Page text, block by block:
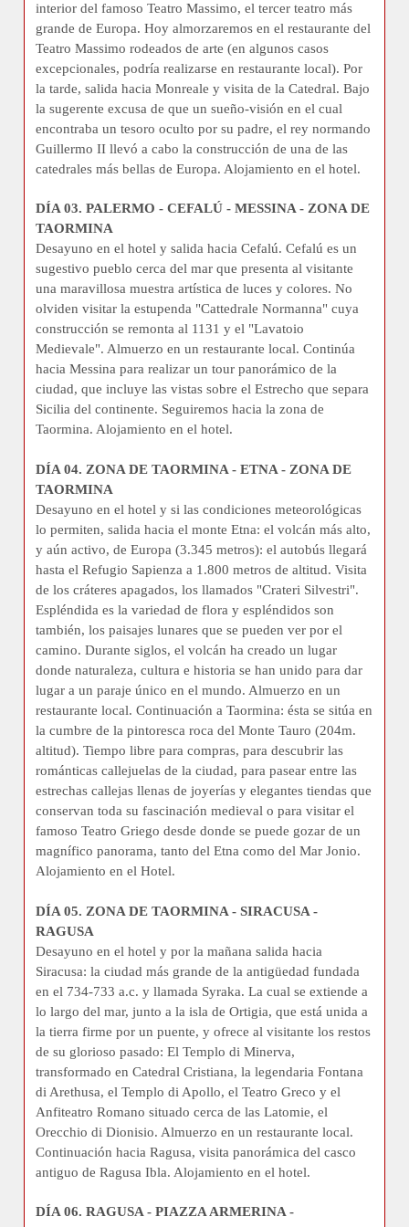
interior del famoso Teatro Massimo, el tercer teatro más
grande de Europa. Hoy almorzaremos en el restaurante del
Teatro Massimo rodeados de arte (en algunos casos
excepcionales, podría realizarse en restaurante local). Por
la tarde, salida hacia Monreale y visita de la Catedral. Bajo
la sugerente excusa de que un sueño-visión en el cual
encontraba un tesoro oculto por su padre, el rey normando
Guillermo II llevó a cabo la construcción de una de las
catedrales más bellas de Europa. Alojamiento en el hotel.
DÍA 03. PALERMO - CEFALÚ - MESSINA - ZONA DE
TAORMINA
Desayuno en el hotel y salida hacia Cefalú. Cefalú es un
sugestivo pueblo cerca del mar que presenta al visitante
una maravillosa muestra artística de luces y colores. No
olviden visitar la estupenda "Cattedrale Normanna" cuya
construcción se remonta al 1131 y el "Lavatoio
Medievale". Almuerzo en un restaurante local. Continúa
hacia Messina para realizar un tour panorámico de la
ciudad, que incluye las vistas sobre el Estrecho que separa
Sicilia del continente. Seguiremos hacia la zona de
Taormina. Alojamiento en el hotel.
DÍA 04. ZONA DE TAORMINA - ETNA - ZONA DE
TAORMINA
Desayuno en el hotel y si las condiciones meteorológicas
lo permiten, salida hacia el monte Etna: el volcán más alto,
y aún activo, de Europa (3.345 metros): el autobús llegará
hasta el Refugio Sapienza a 1.800 metros de altitud. Visita
de los cráteres apagados, los llamados "Crateri Silvestri".
Espléndida es la variedad de flora y espléndidos son
también, los paisajes lunares que se pueden ver por el
camino. Durante siglos, el volcán ha creado un lugar
donde naturaleza, cultura e historia se han unido para dar
lugar a un paraje único en el mundo. Almuerzo en un
restaurante local. Continuación a Taormina: ésta se sitúa en
la cumbre de la pintoresca roca del Monte Tauro (204m.
altitud). Tiempo libre para compras, para descubrir las
románticas callejuelas de la ciudad, para pasear entre las
estrechas callejas llenas de joyerías y elegantes tiendas que
conservan toda su fascinación medieval o para visitar el
famoso Teatro Griego desde donde se puede gozar de un
magnífico panorama, tanto del Etna como del Mar Jonio.
Alojamiento en el Hotel.
DÍA 05. ZONA DE TAORMINA - SIRACUSA -
RAGUSA
Desayuno en el hotel y por la mañana salida hacia
Siracusa: la ciudad más grande de la antigüedad fundada
en el 734-733 a.c. y llamada Syraka. La cual se extiende a
lo largo del mar, junto a la isla de Ortigia, que está unida a
la tierra firme por un puente, y ofrece al visitante los restos
de su glorioso pasado: El Templo di Minerva,
transformado en Catedral Cristiana, la legendaria Fontana
di Arethusa, el Templo di Apollo, el Teatro Greco y el
Anfiteatro Romano situado cerca de las Latomie, el
Orecchio di Dionisio. Almuerzo en un restaurante local.
Continuación hacia Ragusa, visita panorámica del casco
antiguo de Ragusa Ibla. Alojamiento en el hotel.
DÍA 06. RAGUSA - PIAZZA ARMERINA -